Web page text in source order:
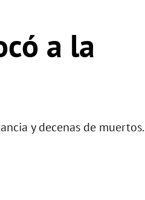
a la
y decenas de muertos.